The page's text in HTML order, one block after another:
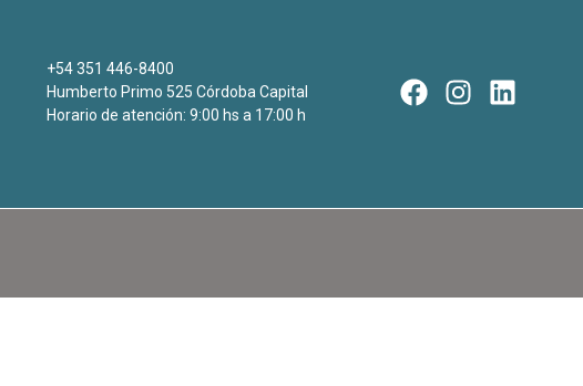
+54 351 446-8400
Humberto Primo 525 Córdoba Capital
Horario de atención: 9:00 hs a 17:00 h